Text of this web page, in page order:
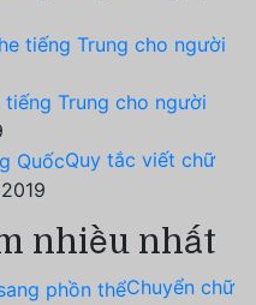
tiếng Trung cho người
Quy tắc viết chữ
nhiều nhất
Chuyển chữ